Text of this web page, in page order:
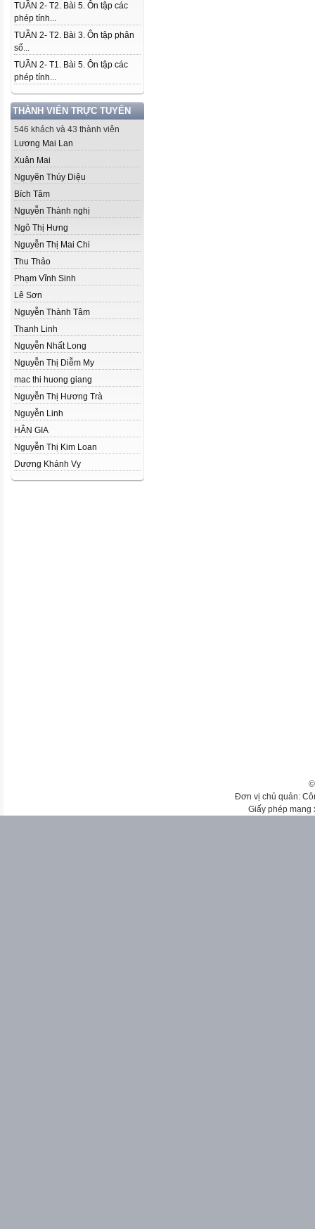
TUẦN 2- T2. Bài 5. Ôn tập các
phép tính...
TUẦN 2- T2. Bài 3. Ôn tập phân
số...
TUẦN 2- T1. Bài 5. Ôn tập các
phép tính...
THÀNH VIÊN TRỰC TUYẾN
546 khách và 43 thành viên
Lương Mai Lan
Xuân Mai
Nguyẽn Thúy Diệu
Bích Tâm
Nguyễn Thành nghị
Ngô Thị Hưng
Nguyễn Thị Mai Chi
Thu Thảo
Phạm Vĩnh Sinh
Lê Sơn
Nguyễn Thành Tâm
Thanh Linh
Nguyễn Nhất Long
Nguyễn Thị Diễm My
mac thi huong giang
Nguyễn Thị Hương Trà
Nguyễn Linh
HÂN GIA
Nguyễn Thị Kim Loan
Dương Khánh Vy
Đơn vị chủ quản:
Giấy phép mạng